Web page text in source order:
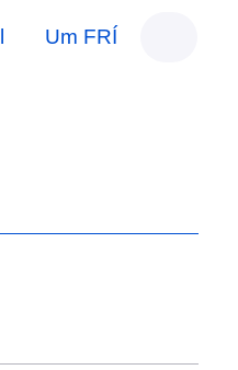
Um FRÍ